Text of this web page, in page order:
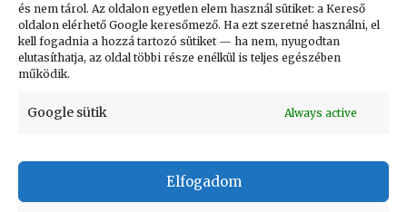
és nem tárol. Az oldalon egyetlen elem használ sütiket: a Kereső
oldalon elérhető Google keresőmező. Ha ezt szeretné használni, el
kell fogadnia a hozzá tartozó sütiket — ha nem, nyugodtan
elutasíthatja, az oldal többi része enélkül is teljes egészében
működik.
Google sütik Always active
Elfogadom
KAPCSOLAT
Felhasználási
Vissza a lap tetejére